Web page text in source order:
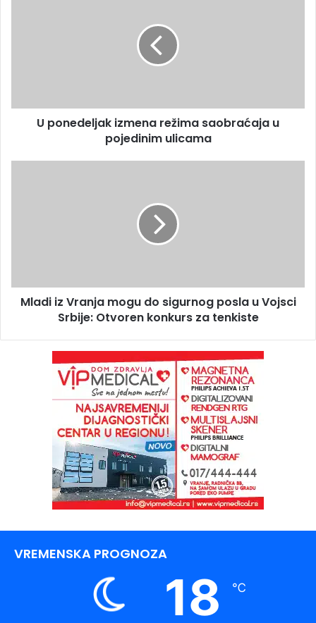
U ponedeljak izmena režima saobraćaja u
pojedinim ulicama
Mladi iz Vranja mogu do sigurnog posla u Vojsci
Srbije: Otvoren konkurs za tenkiste
VREMENSKA PROGNOZA
18 ℃